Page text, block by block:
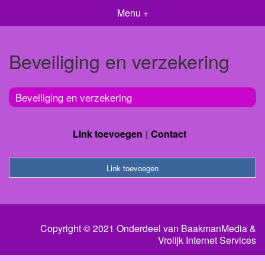
Menu +
Beveiliging en verzekering
Beveiliging en verzekering
Link toevoegen Contact
Link toevoegen
Copyright © 2021 Onderdeel van BaakmanMedia&
Vrolijk Internet Services